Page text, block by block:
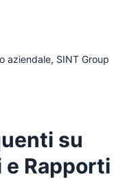
aziendale, SINT Group
su
Rapporti